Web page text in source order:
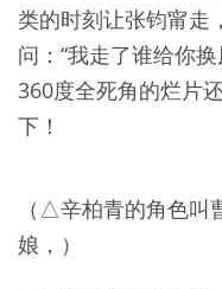
类的时刻让张钧甯走
问：“我走了谁给你
360度全死角的烂片
下！
（△辛柏青的角色叫
娘，）